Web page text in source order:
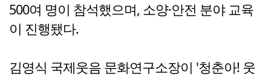
500여 명이 참석했으며, 소양·안전 분야 교육
이 진행됐다.
김영식 국제웃음 문화연구소장이 '청춘아! 웃